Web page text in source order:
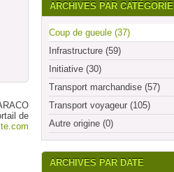
de
ARCHIVES PAR CATÉGORIE
Coup de gueule (37)
Infrastructure (59)
Initiative (30)
Transport marchandise (57)
Transport voyageur (105)
Autre origine (0)
ARCHIVES PAR DATE